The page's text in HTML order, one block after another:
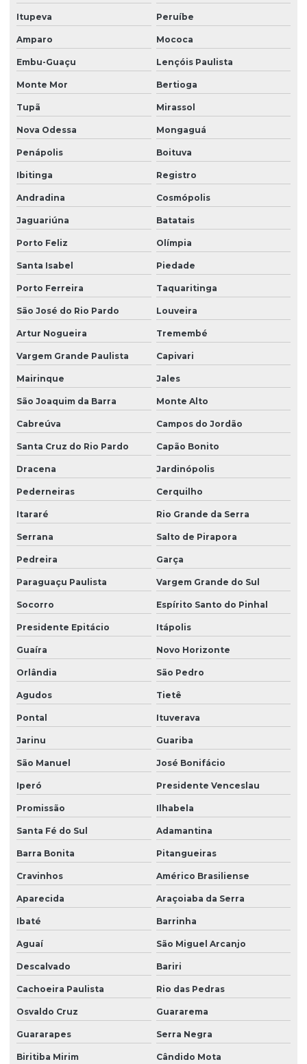
Limpeza de fachada com hidrojateamento
Limpeza fachada orçamento
Limpeza de fachada preço
Limpeza de fachada predial
Limpeza de fachada predial preço
Limpeza de fachada predial vidros
Limpeza de fachadas
Limpeza de fachadas de prédios
Limpeza de fachadas de vidro
Limpeza e manutenção predial terceirizada
Limpeza pós obra
Limpeza predial terceirizada
Limpeza profissional em empresas
Limpeza profissional de piso
Limpeza profissional de pisos
Limpeza profissional pós obra
Limpeza profissional de vidros
Limpeza terceirizada
Limpeza de vidro predial
Limpeza de vidros em altura
Limpeza de vidros em altura valor
Limpeza de vidros e fachadas
Limpeza de vidros preço
Limpeza de vidros em prédios
Limpeza de vidros profissional
Manutenção elétrica predial
Manutenção predial facilities
Melhores empresas de portaria virtual
Orçamento de limpeza de fachada
Orçamento de limpeza de vidros
Portaria de condomínio automatizada
Portaria eletrônica
Portaria eletrônica condomínio
Portaria remota
Portaria remota condomínio
Portaria remota preço
Portaria e zeladoria
Portaria e zeladoria terceirizadas
Itupeva Peruíbe
Amparo Mococa
Embu-Guaçu Lençóis Paulista
Monte Mor Bertioga
Tupã Mirassol
Nova Odessa Mongaguá
Penápolis Boituva
Ibitinga Registro
Andradina Cosmópolis
Jaguariúna Batatais
Porto Feliz Olímpia
Santa Isabel Piedade
Porto Ferreira Taquaritinga
São José do Rio Pardo Louveira
Artur Nogueira Tremembé
Vargem Grande Paulista Capivari
Mairinque Jales
São Joaquim da Barra Monte Alto
Cabreúva Campos do Jordão
Santa Cruz do Rio Pardo Capão Bonito
Dracena Jardinópolis
Pederneiras Cerquilho
Itararé Rio Grande da Serra
Serrana Salto de Pirapora
Pedreira Garça
Paraguaçu Paulista Vargem Grande do Sul
Socorro Espírito Santo do Pinhal
Presidente Epitácio Itápolis
Guaíra Novo Horizonte
Orlândia São Pedro
Agudos Tietê
Pontal Ituverava
Jarinu Guariba
São Manuel José Bonifácio
Iperó Presidente Venceslau
Promissão Ilhabela
Santa Fé do Sul Adamantina
Barra Bonita Pitangueiras
Cravinhos Américo Brasiliense
Aparecida Araçoiaba da Serra
Ibaté Barrinha
Aguaí São Miguel Arcanjo
Descalvado Bariri
Cachoeira Paulista Rio das Pedras
Osvaldo Cruz Guararema
Guararapes Serra Negra
Biritiba Mirim Cândido Mota